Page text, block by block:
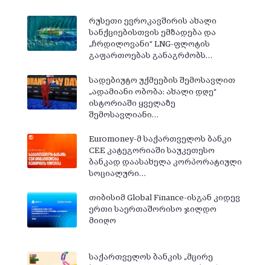
რუსეთი ევროკავშირის ახალი
სანქციებისთვის ემზადება და
„ჩრდილოვანი“ LNG-ფლოტის
გაფართოებას განაგრძობს…
სადებიუტო უქმეების შემოსავლით
„ადამიანი ობობა: ახალი დღე“
ისტორიაში ყველაზე
შემოსავლიანი…
Euromoney-მ საქართველოს ბანკი
CEE კატეგორიაში საუკეთესო
ბანკად დაასახელა კორპორატიული
სოციალური…
თიბისიმ Global Finance-ისგან კიდევ
ერთი საერთაშორისო ჯილდო
მიიღო
საქართველოს ბანკის „მცირე